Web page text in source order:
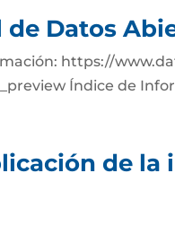
Datos
https://
Índice de
de la